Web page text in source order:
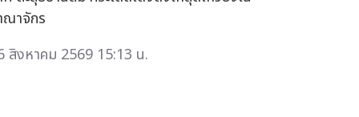
ณาจักร
สิงหาคม 2569 15:13 น.